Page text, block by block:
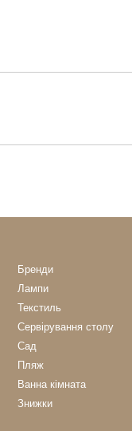
Бренди
Лампи
Текстиль
Сервірування столу
Сад
Пляж
Ванна кімната
Знижки